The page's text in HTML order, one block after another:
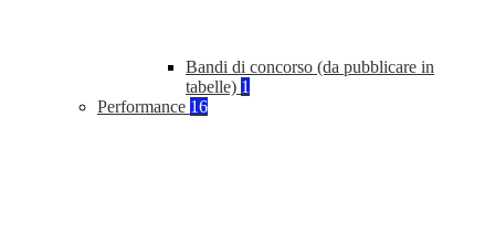
Bandi di concorso (da pubblicare in
tabelle) 1
Performance 16